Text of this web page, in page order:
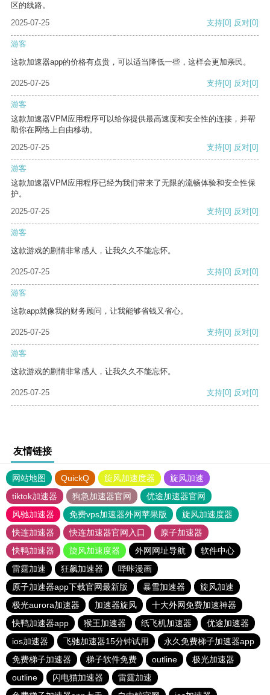
区的线路。
2025-07-25
支持[0] 反对[0]
游客
这款加速器app的价格有点贵，可以适当降低一些，这样会更加亲民。
2025-07-25 支持[0] 反对[0]
游客
这款加速器VPM应用程序可以给你提供最高速度和安全性的连接，并帮
助你在网络上自由移动。
2025-07-25
支持[0] 反对[0]
游客
这款加速器VPM应用程序已经为我们带来了无限的流畅体验和安全性保
护。
2025-07-25
支持[0] 反对[0]
游客
这款游戏的剧情非常感人，让我久久不能忘怀。
2025-07-25 支持[0] 反对[0]
游客
这款app就像我的财务顾问，让我能够省钱又省心。
2025-07-25 支持[0] 反对[0]
游客
这款游戏的剧情非常感人，让我久久不能忘怀。
2025-07-25 支持[0] 反对[0]
友情链接
网站地图 QuickQ 旋风加速度器
旋风加速
tiktok加速器
狗急加速器官网
优途加速器官网
风驰加速器
免费vps加速器外网苹果版
旋风加速度器
快连加速器
快连加速器官网入口
原子加速器
快鸭加速器
旋风加速度器 外网网址导航
软件中心
雷霆加速
狂飙加速器
哔咔漫画
原子加速器app下载官网最新版
暴雪加速器
旋风加速
极光aurora加速器
加速器旋风
十大外网免费加速神器
快鸭加速器app
猴王加速器 纸飞机加速器
优途加速器
ios加速器
飞驰加速器15分钟试用
永久免费梯子加速器app
免费梯子加速器
梯子软件免费 outline
极光加速器
outline
闪电猫加速器
雷霆加速